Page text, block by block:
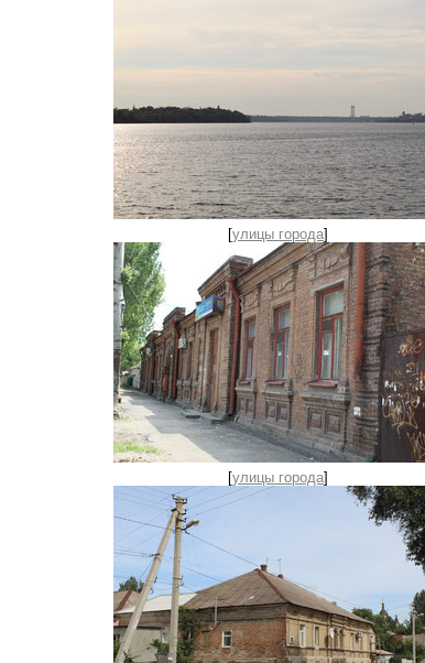
[улицы города]
[улицы города]